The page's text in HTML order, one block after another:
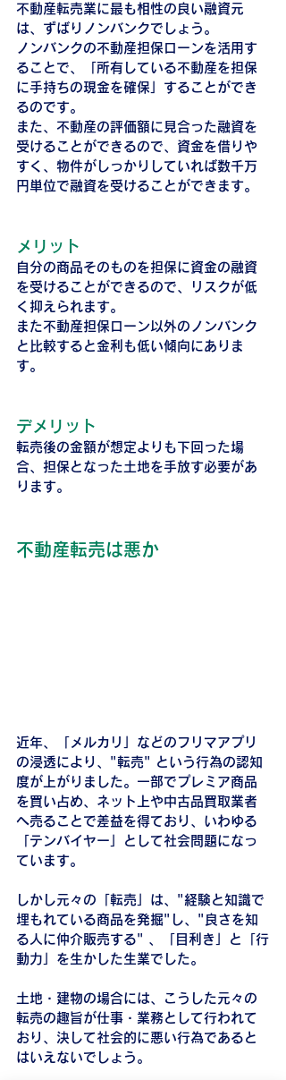
不動産転売業に最も相性の良い融資元
は、ずばりノンバンクでしょう。
ノンバンクの不動産担保ローンを活用す
ることで、「所有している不動産を担保
に手持ちの現金を確保」することができ
るのです。
また、不動産の評価額に見合った融資を
受けることができるので、資金を借りや
すく、物件がしっかりしていれば数千万
円単位で融資を受けることができます。
メリット
自分の商品そのものを担保に資金の融資
を受けることができるので、リスクが低
く抑えられます。
また不動産担保ローン以外のノンバンク
と比較すると金利も低い傾向にありま
す。
デメリット
転売後の金額が想定よりも下回った場
合、担保となった土地を手放す必要があ
ります。
不動産転売は悪か
近年、「メルカリ」などのフリマアプリ
の浸透により、"転売" という行為の認知
度が上がりました。一部でプレミア商品
を買い占め、ネット上や中古品買取業者
へ売ることで差益を得ており、いわゆる
「テンバイヤー」として社会問題になっ
ています。
しかし元々の「転売」は、"経験と知識で
埋もれている商品を発掘"し、"良さを知
る人に仲介販売する" 、「目利き」と「行
動力」を生かした生業でした。
土地・建物の場合には、こうした元々の
転売の趣旨が仕事・業務として行われて
おり、決して社会的に悪い行為であると
はいえないでしょう。